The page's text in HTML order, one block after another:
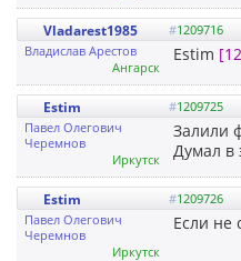
Vladarest1985 #1209716
Владислав Арестов
Ангарск
Estim
Estim #1209725
Павел Олегович
Черемнов
Иркутск
Залили
Думал в
Estim #1209726
Павел Олегович
Черемнов
Иркутск
Если не